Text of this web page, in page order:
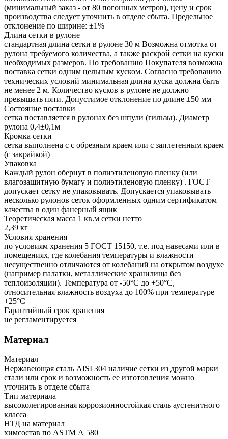
(минимальный заказ - от 80 погонных метров), цену и срок
производства следует уточнить в отделе сбыта. Предельное
отклонение по ширине: ±1%
Длина сетки в рулоне
стандартная длина сетки в рулоне 30 м Возможна отмотка от
рулона требуемого количества, а также раскрой сетки на куски
необходимых размеров. По требованию Покупателя возможна
поставка сетки одним цельным куском. Согласно требованию
технических условий минимальная длина куска должна быть
не менее 2 м. Количество кусков в рулоне не должно
превышать пяти. Допустимое отклонение по длине ±50 мм
Состояние поставки
сетка поставляется в рулонах без шпули (гильзы). Диаметр
рулона 0,4±0,1м
Кромка сетки
сетка выполнена с с обрезным краем или с заплетенным краем
(с закрайкой)
Упаковка
Каждый рулон обернут в полиэтиленовую пленку (или
влагозащитную бумагу и полиэтиленовую пленку) . ГОСТ
допускает сетку не упаковывать. Допускается упаковывать
несколько рулонов сеток оформленных одним сертификатом
качества в один фанерный ящик
Теоретическая масса 1 кв.м сетки нетто
2,39 кг
Условия хранения
по условиям хранения 5 ГОСТ 15150, т.е. под навесами или в
помещениях, где колебания температуры и влажности
несущественно отличаются от колебаний на открытом воздухе
(например палатки, металлические хранилища без
теплоизоляции). Температура от -50°С до +50°С,
относительная влажность воздуха до 100% при температуре
+25°С
Гарантийный срок хранения
не регламентируется
Материал
Материал
Нержавеющая сталь AISI 304 наличие сетки из другой марки
стали или срок и возможность ее изготовления можно
уточнить в отделе сбыта
Тип материала
высоколегированная коррозионностойкая сталь аустенитного
класса
НТД на материал
химсостав по ASTM А 580